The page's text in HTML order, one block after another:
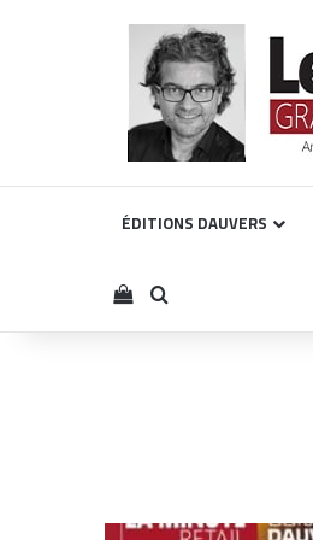
ÉDITIONS DAUVERS
Voir votre panier
Rechercher